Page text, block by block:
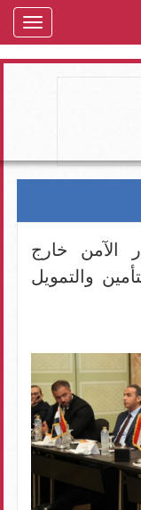
الآمن خارج
والتمويل